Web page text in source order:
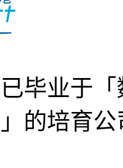
毕业于
的培育